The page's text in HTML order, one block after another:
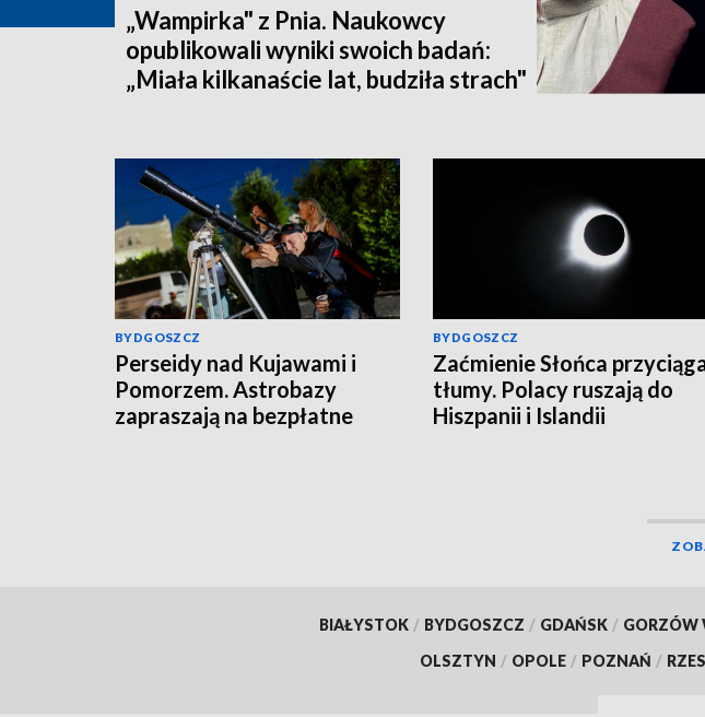
„Wampirka" z Pnia. Naukowcy
opublikowali wyniki swoich badań:
„Miała kilkanaście lat, budziła strach"
BYDGOSZCZ
Perseidy nad Kujawami i
Pomorzem. Astrobazy
zapraszają na bezpłatne
BYDGOSZCZ
Zaćmienie Słońca
tłumy. Polacy ruszają do
Hiszpanii i Islandii
BIAŁYSTOK / BYDGOSZCZ / GDAŃSK / GORZÓW
OLSZTYN / OPOLE / POZNAŃ /